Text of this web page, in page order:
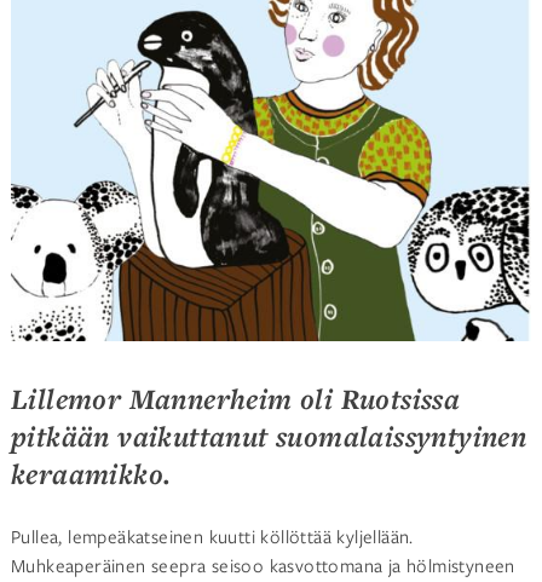
Lillemor Mannerheim oli Ruotsissa
pitkään vaikuttanut suomalaissyntyinen
keraamikko.
Pullea, lempeäkatseinen kuutti köllöttää kyljellään.
Muhkeaperäinen seepra seisoo kasvottomana ja hölmistyneen